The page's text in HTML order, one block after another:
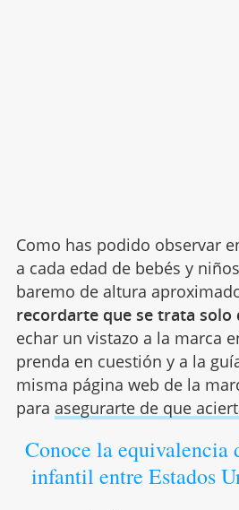
Como has podido observar
a cada edad de bebés y
baremo de altura
recordarte que se trata solo
echar un vistazo a la marca
prenda en cuestión y a la
misma página web de la
para asegurarte de que
Conoce la equivalencia
infantil entre Estados